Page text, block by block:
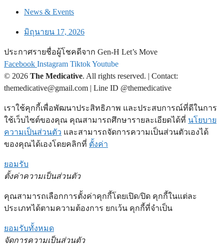
News & Events
มิถุนายน 17, 2026
ประกาศรายชื่อผู้โชคดีจาก Gen-H Let’s Move
Facebook Instagram TiktokYoutube
© 2026 The Medicative. All rights reserved. | Contact:
themedicative@gmail.com | Line ID @themedicative
เราใช้คุกกี้เพื่อพัฒนาประสิทธิภาพ และประสบการณ์ที่ดีในการ
ใช้เว็บไซต์ของคุณ คุณสามารถศึกษารายละเอียดได้ที่ นโยบาย
ความเป็นส่วนตัว และสามารถจัดการความเป็นส่วนตัวเองได้
ของคุณได้เองโดยคลิกที่ ตั้งค่า
ยอมรับ
ตั้งค่าความเป็นส่วนตัว
คุณสามารถเลือกการตั้งค่าคุกกี้โดยเปิด/ปิด คุกกี้ในแต่ละ
ประเภทได้ตามความต้องการ ยกเว้น คุกกี้ที่จำเป็น
ยอมรับทั้งหมด
จัดการความเป็นส่วนตัว